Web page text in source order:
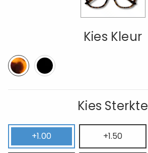
Kies Kleur
Kies Sterkte
+1.00 +1.50